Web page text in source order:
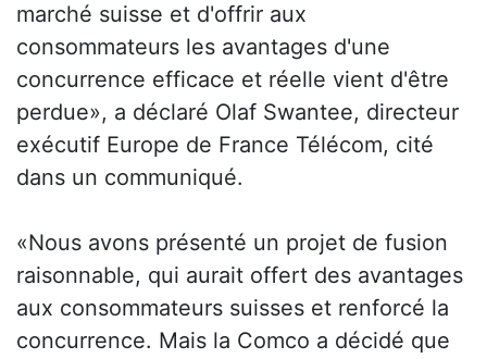
marché suisse et d'offrir aux
consommateurs les avantages d'une
concurrence efficace et réelle vient d'être
perdue», a déclaré Olaf Swantee, directeur
exécutif Europe de France Télécom, cité
dans un communiqué.
«Nous avons présenté un projet de fusion
raisonnable, qui aurait offert des avantages
aux consommateurs suisses et renforcé la
concurrence. Mais la Comco a décidé que